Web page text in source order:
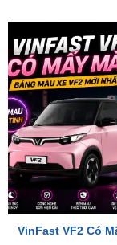
VinFast VF2 Có
TỔNG ĐÀI TƯ